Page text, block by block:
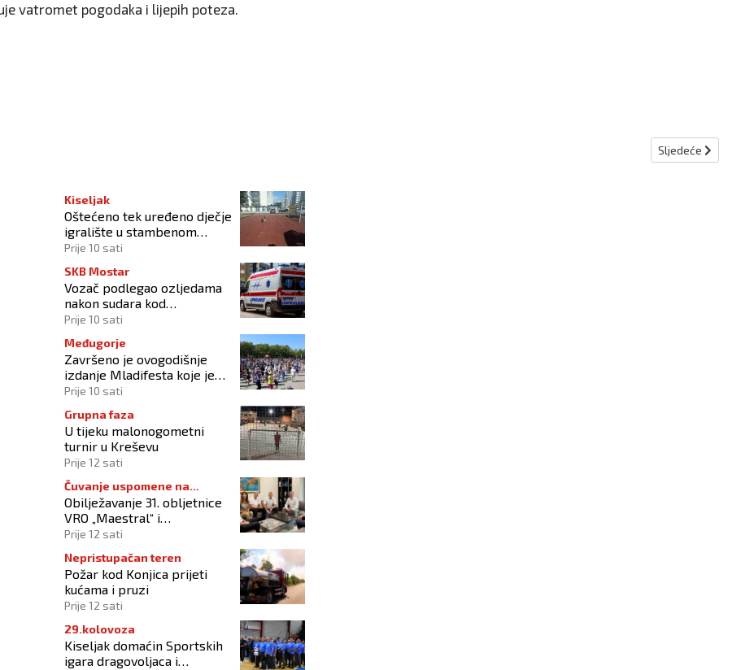
vatromet pogodaka i lijepih poteza.
Sljedeći
Sljedeće
Kiseljak
Oštećeno tek uređeno dječje
igralište u stambenom
naselju
Prije 10 sati
SKB Mostar
Vozač podlegao ozljedama
nakon sudara kod
Tomislavgrada
Prije 10 sati
Međugorje
Završeno je ovogodišnje
izdanje Mladifesta koje je
okupilo mlade iz 73 zemlje
Prije 10 sati
Grupna faza
U tijeku malonogometni
turnir u Kreševu
Prije 12 sati
Čuvanje uspomene na
branitelje
Obilježavanje 31. obljetnice
VRO „Maestral“ i
oslobođenja Jajca uz
Prije 12 sati
Nepristupačan teren
Požar kod Konjica prijeti
kućama i pruzi
Prije 12 sati
29.kolovoza
Kiseljak domaćin Sportskih
igara dragovoljaca i